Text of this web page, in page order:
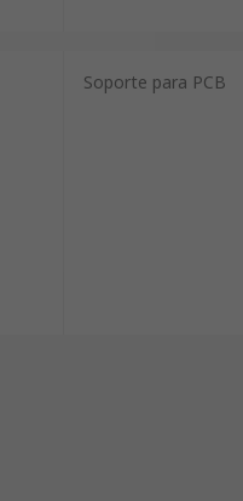
Soporte para PCB